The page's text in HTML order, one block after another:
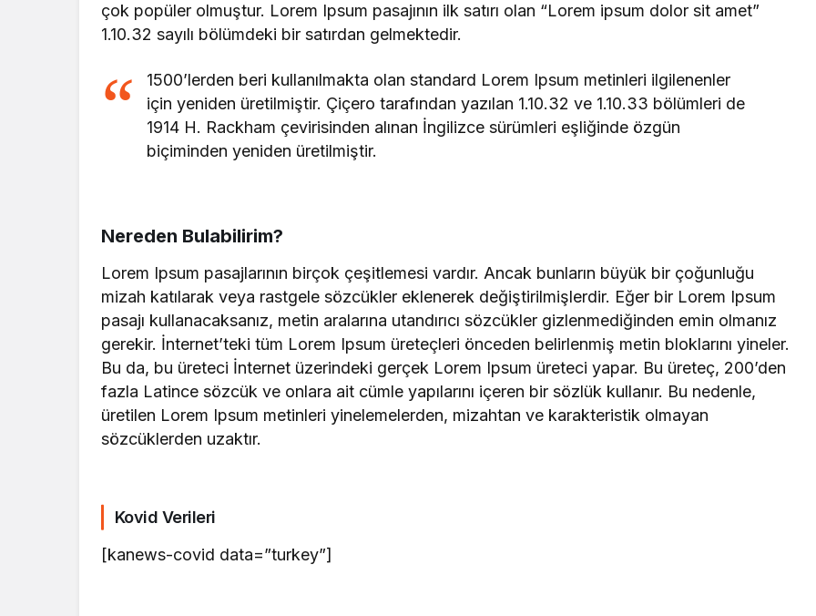
çok popüler olmuştur. Lorem Ipsum pasajının ilk satırı olan “Lorem ipsum dolor sit amet”
1.10.32 sayılı bölümdeki bir satırdan gelmektedir.
1500’lerden beri kullanılmakta olan standard Lorem Ipsum metinleri ilgilenenler
için yeniden üretilmiştir. Çiçero tarafından yazılan 1.10.32 ve 1.10.33 bölümleri de
1914 H. Rackham çevirisinden alınan İngilizce sürümleri eşliğinde özgün
biçiminden yeniden üretilmiştir.
Nereden Bulabilirim?
Lorem Ipsum pasajlarının birçok çeşitlemesi vardır. Ancak bunların büyük bir çoğunluğu
mizah katılarak veya rastgele sözcükler eklenerek değiştirilmişlerdir. Eğer bir Lorem Ipsum
pasajı kullanacaksanız, metin aralarına utandırıcı sözcükler gizlenmediğinden emin olmanız
gerekir. İnternet’teki tüm Lorem Ipsum üreteçleri önceden belirlenmiş metin bloklarını yineler.
Bu da, bu üreteci İnternet üzerindeki gerçek Lorem Ipsum üreteci yapar. Bu üreteç, 200’den
fazla Latince sözcük ve onlara ait cümle yapılarını içeren bir sözlük kullanır. Bu nedenle,
üretilen Lorem Ipsum metinleri yinelemelerden, mizahtan ve karakteristik olmayan
sözcüklerden uzaktır.
Kovid Verileri
[kanews-covid data=”turkey”]